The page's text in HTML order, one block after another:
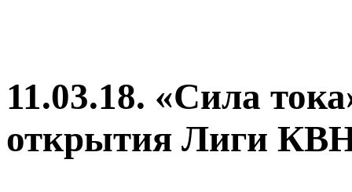
11.03.18. «Сила
открытия Лиги